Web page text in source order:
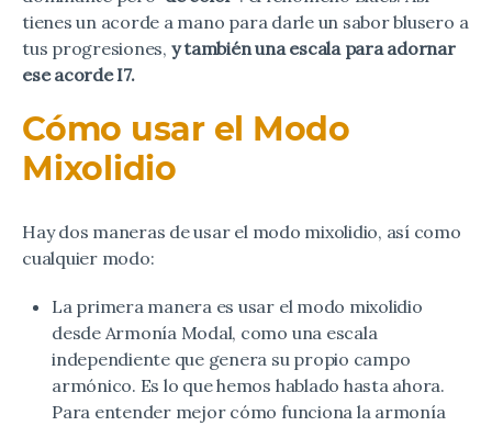
tienes un acorde a mano para darle un sabor blusero a
tus progresiones, y también una escala para adornar
ese acorde I7.
Cómo usar el Modo
Mixolidio
Hay dos maneras de usar el modo mixolidio, así como
cualquier modo:
La primera manera es usar el modo mixolidio
desde Armonía Modal, como una escala
independiente que genera su propio campo
armónico. Es lo que hemos hablado hasta ahora.
Para entender mejor cómo funciona la armonía